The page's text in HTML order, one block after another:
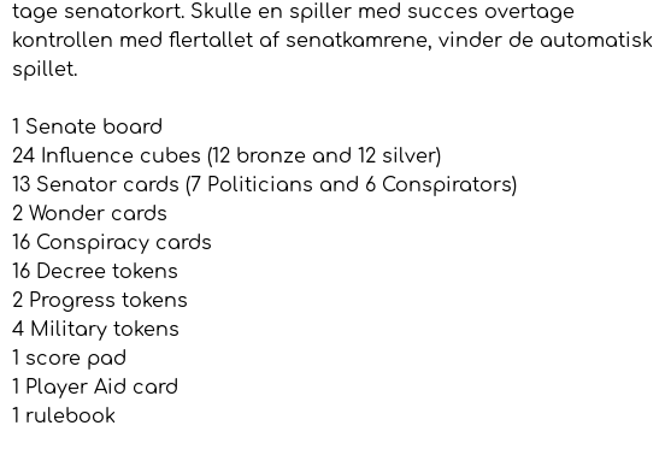
tage senatorkort. Skulle en spiller med succes overtage
kontrollen med flertallet af senatkamrene, vinder de automatisk
spillet.
1 Senate board
24 Influence cubes (12 bronze and 12 silver)
13 Senator cards (7 Politicians and 6 Conspirators)
2 Wonder cards
16 Conspiracy cards
16 Decree tokens
2 Progress tokens
4 Military tokens
1 score pad
1 Player Aid card
1 rulebook